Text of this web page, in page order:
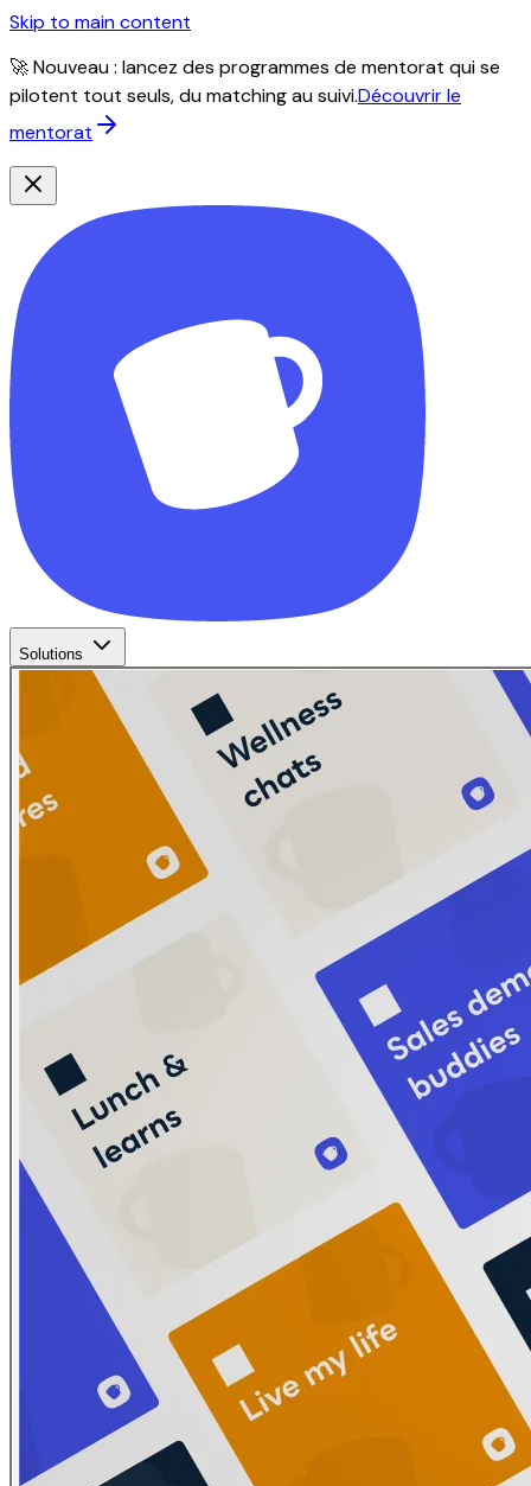
Skip to main content
🚀 Nouveau : lancez des programmes de mentorat qui se
pilotent tout seuls, du matching au suivi.Découvrir le
mentorat
Solutions